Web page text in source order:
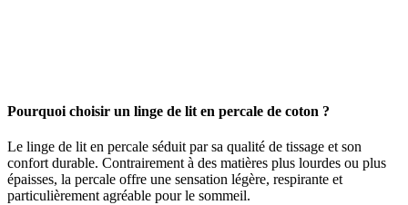
Pourquoi choisir un linge de lit en percale de coton ?
Le linge de lit en percale séduit par sa qualité de tissage et son
confort durable. Contrairement à des matières plus lourdes ou plus
épaisses, la percale offre une sensation légère, respirante et
particulièrement agréable pour le sommeil.